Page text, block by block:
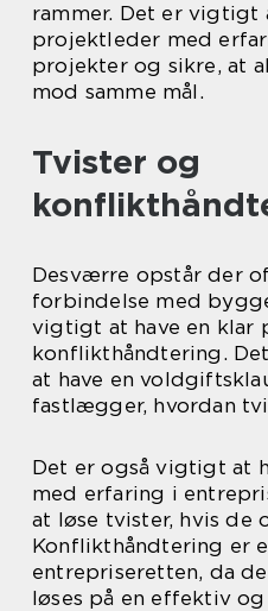
rammer. Det er vigtigt
projektleder med
projekter og sikre, at
mod samme mål.
Tvister og
Desværre opstår der
forbindelse med
vigtigt at have en klar
konflikthåndtering.
at have en
fastlægger, hvordan
Det er også vigtigt at
med erfaring i
at løse tvister, hvis de
Konflikthåndtering er
entrepriseretten, da
løses på en effektiv